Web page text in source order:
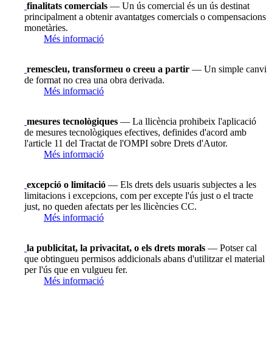
finalitats comercials — Un ús comercial és un ús destinat
principalment a obtenir avantatges comercials o compensacions
monetàries.
Més informació
remescleu, transformeu o creeu a partir — Un simple canvi
de format no crea una obra derivada.
Més informació
mesures tecnològiques — La llicència prohibeix l'aplicació
de mesures tecnològiques efectives, definides d'acord amb
l'article 11 del Tractat de l'OMPI sobre Drets d'Autor.
Més informació
excepció o limitació — Els drets dels usuaris subjectes a les
limitacions i excepcions, com per excepte l'ús just o el tracte
just, no queden afectats per les llicències CC.
Més informació
la publicitat, la privacitat, o els drets morals — Potser cal
que obtingueu permisos addicionals abans d'utilitzar el material
per l'ús que en vulgueu fer.
Més informació